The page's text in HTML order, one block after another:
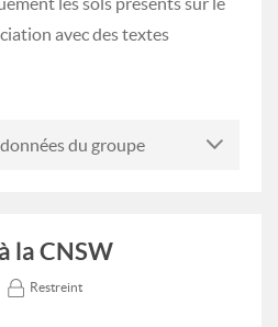
avec des textes
du groupe
la CNSW
Restreint